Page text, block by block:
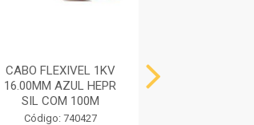
CABO FLEXIVEL 1KV
16.00MM AZUL HEPR
SIL COM 100M
Código: 740427